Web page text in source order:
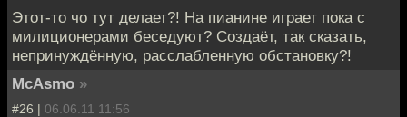
Этот-то чо тут делает?! На пианине играет пока с
милиционерами беседуют? Создаёт, так сказать,
непринуждённую, расслабленную обстановку?!
McAsmo »
#26 | 06.06.11 11:56